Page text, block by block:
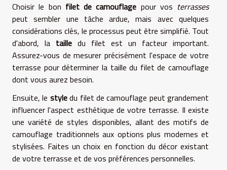
Choisir le bon filet de camouflage pour vos terrasses
peut sembler une tâche ardue, mais avec quelques
considérations clés, le processus peut être simplifié. Tout
d'abord, la taille du filet est un facteur important.
Assurez-vous de mesurer précisément l'espace de votre
terrasse pour déterminer la taille du filet de camouflage
dont vous aurez besoin.
Ensuite, le styledu filet de camouflage peut grandement
influencer l'aspect esthétique de votre terrasse. Il existe
une variété de styles disponibles, allant des motifs de
camouflage traditionnels aux options plus modernes et
stylisées. Faites un choix en fonction du décor existant
de votre terrasse et de vos préférences personnelles.